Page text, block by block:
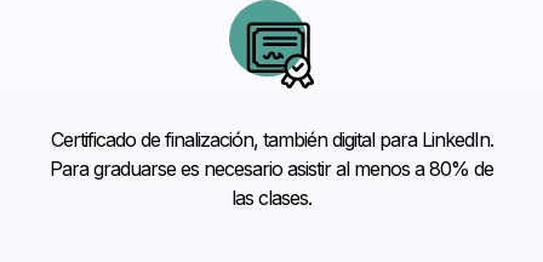
Certificado de finalización, también digital para LinkedIn.
Para graduarse es necesario asistir al menos a 80% de
las clases.